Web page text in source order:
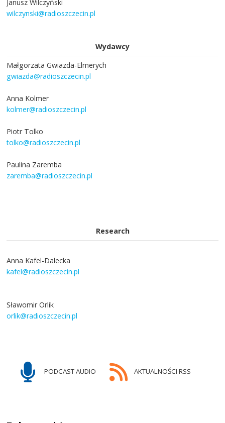
Janusz Wilczyński
wilczynski@radioszczecin.pl
Wydawcy
Małgorzata Gwiazda-Elmerych
gwiazda@radioszczecin.pl
Anna Kolmer
kolmer@radioszczecin.pl
Piotr Tolko
tolko@radioszczecin.pl
Paulina Zaremba
zaremba@radioszczecin.pl
Research
Anna Kafel-Dalecka
kafel@radioszczecin.pl
Sławomir Orlik
orlik@radioszczecin.pl
PODCAST AUDIO AKTUALNOŚCI RSS